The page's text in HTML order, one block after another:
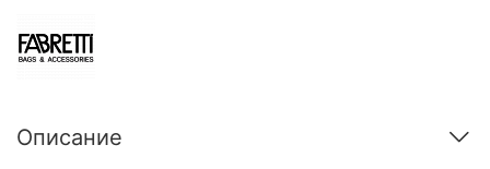
Описание